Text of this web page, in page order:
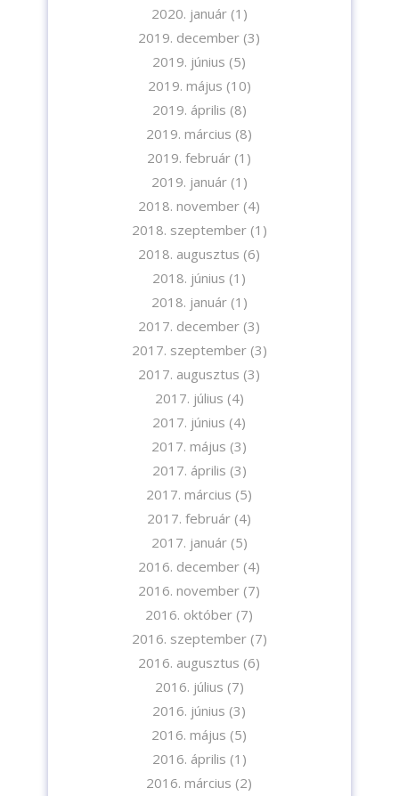
2020. január(1)
2019. december (3)
2019. június (5)
2019. május (10)
2019. április (8)
2019. március (8)
2019. február (1)
2019. január(1)
2018. november (4)
2018. szeptember(1)
2018. augusztus (6)
2018. június (1)
2018. január(1)
2017. december (3)
2017. szeptember(3)
2017. augusztus (3)
2017. július (4)
2017. június (4)
2017. május (3)
2017. április (3)
2017. március (5)
2017. február (4)
2017. január(5)
2016. december (4)
2016. november (7)
2016. október (7)
2016. szeptember(7)
2016. augusztus (6)
2016. július (7)
2016. június (3)
2016. május (5)
2016. április (1)
2016. március (2)